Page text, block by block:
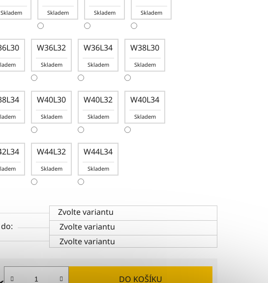
Skladem Skladem Skladem Skladem
W36L32
Skladem
W36L34
Skladem
W38L30
Skladem
W40L30
Skladem
W40L32
Skladem
W40L34
Skladem
W44L32
Skladem
W44L34
Skladem
Zvolte variantu
Zvolte variantu
Zvolte variantu
DO KOŠÍKU